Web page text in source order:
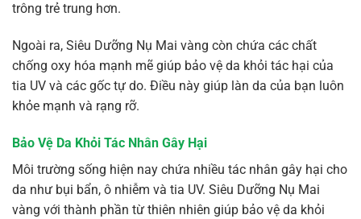
trông trẻ trung hơn.
Ngoài ra, Siêu Dưỡng Nụ Mai vàng còn chứa các chất
chống oxy hóa mạnh mẽ giúp bảo vệ da khỏi tác hại của
tia UV và các gốc tự do. Điều này giúp làn da của bạn luôn
khỏe mạnh và rạng rỡ.
Bảo Vệ Da Khỏi Tác Nhân Gây Hại
Môi trường sống hiện nay chứa nhiều tác nhân gây hại cho
da như bụi bẩn, ô nhiễm và tia UV. Siêu Dưỡng Nụ Mai
vàng với thành phần từ thiên nhiên giúp bảo vệ da khỏi